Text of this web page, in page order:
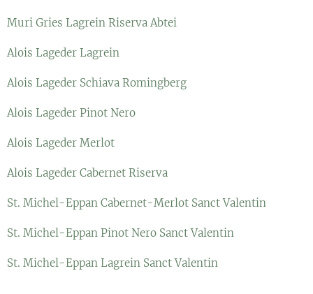
Muri Gries Lagrein Riserva Abtei
Alois Lageder Lagrein
Alois Lageder Schiava Romingberg
Alois Lageder Pinot Nero
Alois Lageder Merlot
Alois Lageder Cabernet Riserva
St. Michel-Eppan Cabernet-Merlot Sanct Valentin
St. Michel-Eppan Pinot Nero Sanct Valentin
St. Michel-Eppan Lagrein Sanct Valentin